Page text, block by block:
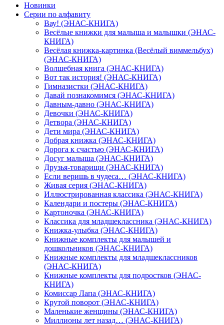
Новинки
Серии по алфавиту
Вау! (ЭНАС-КНИГА)
Весёлые книжки для малыша и малышки (ЭНАС-
КНИГА)
Весёлая книжка-картинка (Весёлый виммельбух)
(ЭНАС-КНИГА)
Волшебная книга (ЭНАС-КНИГА)
Вот так история! (ЭНАС-КНИГА)
Гимназистки (ЭНАС-КНИГА)
Давай познакомимся (ЭНАС-КНИГА)
Давным-давно (ЭНАС-КНИГА)
Девочки (ЭНАС-КНИГА)
Детвора (ЭНАС-КНИГА)
Дети мира (ЭНАС-КНИГА)
Добрая книжка (ЭНАС-КНИГА)
Дорога к счастью (ЭНАС-КНИГА)
Досуг малыша (ЭНАС-КНИГА)
Друзья-товарищи (ЭНАС-КНИГА)
Если веришь в чудеса… (ЭНАС-КНИГА)
Живая серия (ЭНАС-КНИГА)
Иллюстрированная классика (ЭНАС-КНИГА)
Календари и постеры (ЭНАС-КНИГА)
Картоночка (ЭНАС-КНИГА)
Классика для младшеклассника (ЭНАС-КНИГА)
Книжка-улыбка (ЭНАС-КНИГА)
Книжные комплекты для малышей и
дошкольников (ЭНАС-КНИГА)
Книжные комплекты для младшеклассников
(ЭНАС-КНИГА)
Книжные комплекты для подростков (ЭНАС-
КНИГА)
Комиссар Лапа (ЭНАС-КНИГА)
Крутой поворот (ЭНАС-КНИГА)
Маленькие женщины (ЭНАС-КНИГА)
Миллионы лет назад… (ЭНАС-КНИГА)